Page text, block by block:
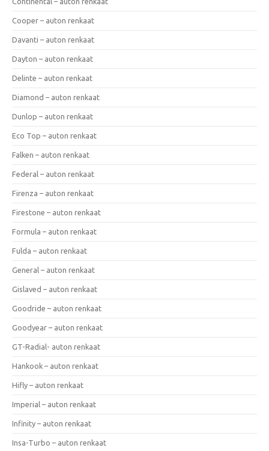
Cooper – auton renkaat
Davanti – auton renkaat
Dayton – auton renkaat
Delinte – auton renkaat
Diamond – auton renkaat
Dunlop – auton renkaat
Eco Top – auton renkaat
Falken – auton renkaat
Federal – auton renkaat
Firenza – auton renkaat
Firestone – auton renkaat
Formula – auton renkaat
Fulda – auton renkaat
General – auton renkaat
Gislaved – auton renkaat
Goodride – auton renkaat
Goodyear – auton renkaat
GT-Radial- auton renkaat
Hankook – auton renkaat
Hifly – auton renkaat
Imperial – auton renkaat
Infinity – auton renkaat
Insa-Turbo – auton renkaat